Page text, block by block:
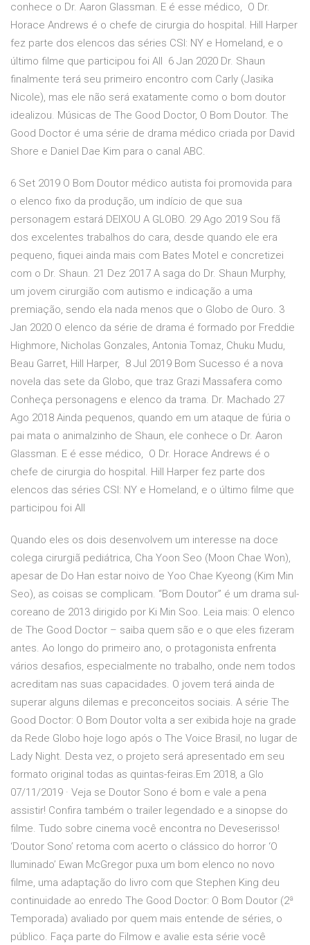
conhece o Dr. Aaron Glassman. E é esse médico, O Dr.
Horace Andrews é o chefe de cirurgia do hospital. Hill Harper
fez parte dos elencos das séries CSI: NY e Homeland, e o
último filme que participou foi All 6 Jan 2020 Dr. Shaun
finalmente terá seu primeiro encontro com Carly (Jasika
Nicole), mas ele não será exatamente como o bom doutor
idealizou. Músicas de The Good Doctor, O Bom Doutor. The
Good Doctor é uma série de drama médico criada por David
Shore e Daniel Dae Kim para o canal ABC.
6 Set 2019 O Bom Doutor médico autista foi promovida para
o elenco fixo da produção, um indício de que sua
personagem estará DEIXOU A GLOBO. 29 Ago 2019 Sou fã
dos excelentes trabalhos do cara, desde quando ele era
pequeno, fiquei ainda mais com Bates Motel e concretizei
com o Dr. Shaun. 21 Dez 2017 A saga do Dr. Shaun Murphy,
um jovem cirurgião com autismo e indicação a uma
premiação, sendo ela nada menos que o Globo de Ouro. 3
Jan 2020 O elenco da série de drama é formado por Freddie
Highmore, Nicholas Gonzales, Antonia Tomaz, Chuku Mudu,
Beau Garret, Hill Harper, 8 Jul 2019 Bom Sucesso é a nova
novela das sete da Globo, que traz Grazi Massafera como
Conheça personagens e elenco da trama. Dr. Machado 27
Ago 2018 Ainda pequenos, quando em um ataque de fúria o
pai mata o animalzinho de Shaun, ele conhece o Dr. Aaron
Glassman. E é esse médico, O Dr. Horace Andrews é o
chefe de cirurgia do hospital. Hill Harper fez parte dos
elencos das séries CSI: NY e Homeland, e o último filme que
participou foi All
Quando eles os dois desenvolvem um interesse na doce
colega cirurgiã pediátrica, Cha Yoon Seo (Moon Chae Won),
apesar de Do Han estar noivo de Yoo Chae Kyeong (Kim Min
Seo), as coisas se complicam. “Bom Doutor” é um drama sul-
coreano de 2013 dirigido por Ki Min Soo. Leia mais: O elenco
de The Good Doctor – saiba quem são e o que eles fizeram
antes. Ao longo do primeiro ano, o protagonista enfrenta
vários desafios, especialmente no trabalho, onde nem todos
acreditam nas suas capacidades. O jovem terá ainda de
superar alguns dilemas e preconceitos sociais. A série The
Good Doctor: O Bom Doutor volta a ser exibida hoje na grade
da Rede Globo hoje logo após o The Voice Brasil, no lugar de
Lady Night. Desta vez, o projeto será apresentado em seu
formato original todas as quintas-feiras.Em 2018, a Glo
07/11/2019 · Veja se Doutor Sono é bom e vale a pena
assistir! Confira também o trailer legendado e a sinopse do
filme. Tudo sobre cinema você encontra no Deveserisso!
‘Doutor Sono’ retoma com acerto o clássico do horror ‘O
Iluminado’ Ewan McGregor puxa um bom elenco no novo
filme, uma adaptação do livro com que Stephen King deu
continuidade ao enredo The Good Doctor: O Bom Doutor (2ª
Temporada) avaliado por quem mais entende de séries, o
público. Faça parte do Filmow e avalie esta série você